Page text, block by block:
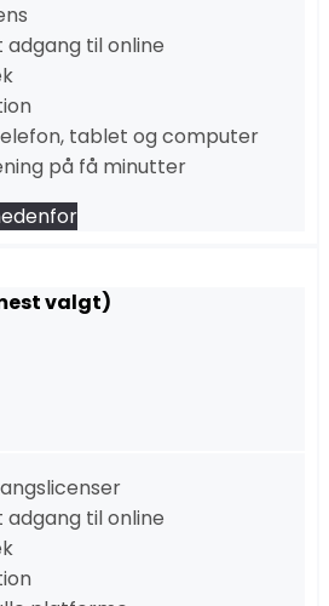
til online
tablet og computer
på få minutter
valgt)
til online